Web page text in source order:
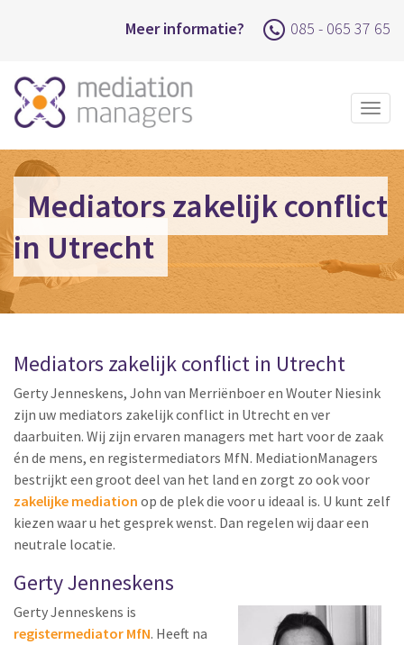
Meer informatie? 085 - 065 37 65
Mediators zakelijk conflict
in Utrecht
Mediators zakelijk conflict in Utrecht
Gerty Jenneskens, John van Merriënboer en Wouter Niesink
zijn uw mediators zakelijk conflict in Utrecht en ver
daarbuiten. Wij zijn ervaren managers met hart voor de zaak
én de mens, en registermediators MfN. MediationManagers
bestrijkt een groot deel van het land en zorgt zo ook voor
zakelijke mediation op de plek die voor u ideaal is. U kunt zelf
kiezen waar u het gesprek wenst. Dan regelen wij daar een
neutrale locatie.
Gerty Jenneskens
Gerty Jenneskens is
registermediator MfN. Heeft na